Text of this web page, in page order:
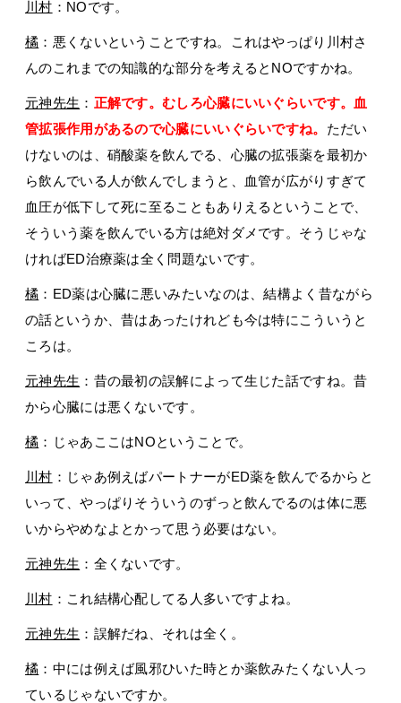
川村 ：NOです。
橘 ：悪くないということですね。これはやっぱり川村さ
んのこれまでの知識的な部分を考えるとNOですかね。
元神先生 ： 正解です。むしろ心臓にいいぐらいです。
血
管拡張作用があるので心臓にいいぐらいですね。 ただい
けないのは、硝酸薬を飲んでる、心臓の拡張薬を最初か
ら飲んでいる人が飲んでしまうと、血管が広がりすぎて
血圧が低下して死に至ることもありえるということで、
そういう薬を飲んでいる方は絶対ダメです。そうじゃな
ければED治療薬は全く問題ないです。
橘 ：ED薬は心臓に悪いみたいなのは、結構よく昔ながら
の話というか、昔はあったけれども今は特にこういうと
ころは。
元神先生 ：昔の最初の誤解によって生じた話ですね。昔
から心臓には悪くないです。
橘 ：じゃあここはNOということで。
川村 ：じゃあ例えばパートナーがED薬を飲んでるからと
いって、やっぱりそういうのずっと飲んでるのは体に悪
いからやめなよとかって思う必要はない。
元神先生 ：全くないです。
川村 ：これ結構心配してる人多いですよね。
元神先生 ：誤解だね、それは全く。
橘 ：中には例えば風邪ひいた時とか薬飲みたくない人っ
ているじゃないですか。